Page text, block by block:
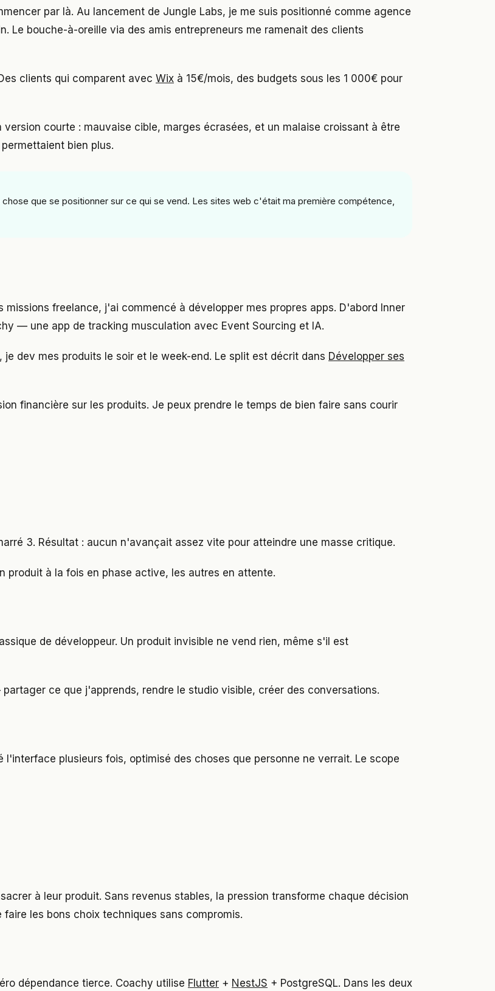
par là. Au lancement de Jungle Labs, je me suis positionné comme agence
Le bouche-à-oreille via des amis entrepreneurs me ramenait des clients
clients qui comparent avec Wix à 15€/mois, des budgets sous les 1 000€ pour
version courte : mauvaise cible, marges écrasées, et un malaise croissant à être
bien plus.
que se positionner sur ce qui se vend. Les sites web c'était ma première compétence,
freelance, j'ai commencé à développer mes propres apps. D'abord Inner
— une app de tracking musculation avec Event Sourcing et IA.
dev mes produits le soir et le week-end. Le split est décrit dans Développer ses
financière sur les produits. Je peux prendre le temps de bien faire sans courir
3. Résultat : aucun n'avançait assez vite pour atteindre une masse critique.
produit à la fois en phase active, les autres en attente.
de développeur. Un produit invisible ne vend rien, même s'il est
ce que j'apprends, rendre le studio visible, créer des conversations.
plusieurs fois, optimisé des choses que personne ne verrait. Le scope
à leur produit. Sans revenus stables, la pression transforme chaque décision
les bons choix techniques sans compromis.
dépendance tierce. Coachy utilise Flutter + NestJS + PostgreSQL. Dans les deux